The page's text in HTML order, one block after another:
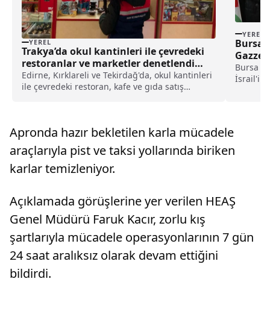
YEREL
Trakya’da okul kantinleri ile çevredeki
restoranlar ve marketler denetlendi
haberi
Edirne, Kırklareli ve Tekirdağ'da, okul kantinleri
ile çevredeki restoran, kafe ve gıda satış
gerçekleştirdi.Okul...
YEREL
etti
Bursa
İsrail'in
Apronda hazır bekletilen karla mücadele
araçlarıyla pist ve taksi yollarında biriken
karlar temizleniyor.
Açıklamada görüşlerine yer verilen HEAŞ
Genel Müdürü Faruk Kacır, zorlu kış
şartlarıyla mücadele operasyonlarının 7 gün
24 saat aralıksız olarak devam ettiğini
bildirdi.